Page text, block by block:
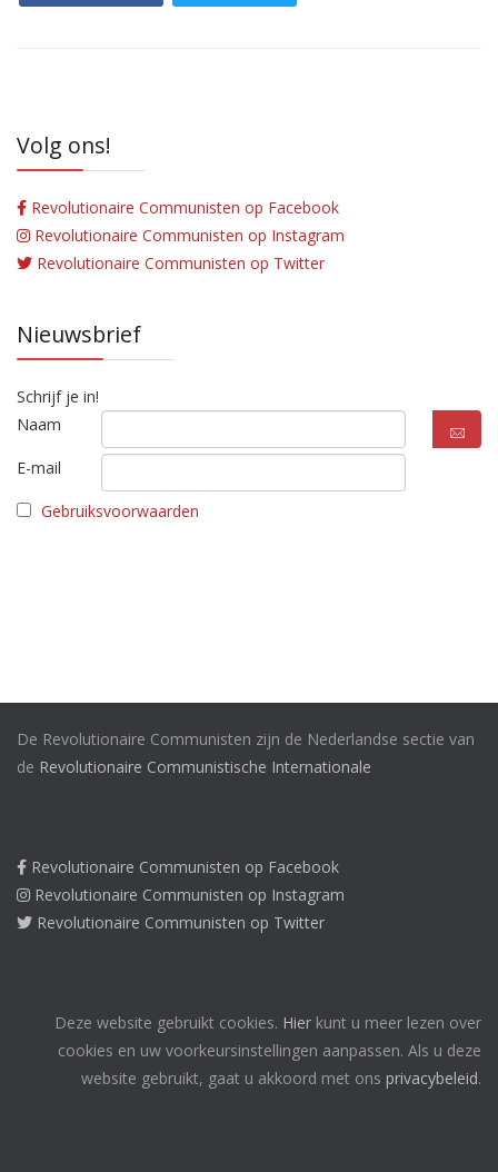
Volg ons!
Revolutionaire Communisten op Facebook
Revolutionaire Communisten op Instagram
Revolutionaire Communisten op Twitter
Nieuwsbrief
Schrijf je in!
Naam
E-mail
Gebruiksvoorwaarden
De Revolutionaire Communisten zijn de Nederlandse sectie van
de Revolutionaire Communistische Internationale
Revolutionaire Communisten op Facebook
Revolutionaire Communisten op Instagram
Revolutionaire Communisten op Twitter
Deze website gebruikt cookies. Hier kunt u meer lezen over
cookies en uw voorkeursinstellingen aanpassen. Als u deze
website gebruikt, gaat u akkoord met ons privacybeleid.